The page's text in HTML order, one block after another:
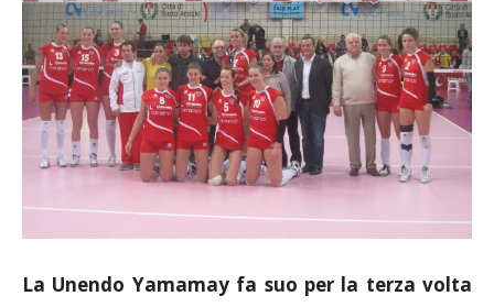
La Unendo Yamamay fa suo per la terza volta